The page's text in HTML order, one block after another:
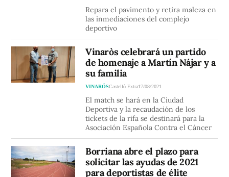
Repara el pavimento y retira maleza en
las inmediaciones del complejo
deportivo
Vinaròs celebrará un partido
de homenaje a Martín Nájar y a
su familia
VINARÓSCastelló Extra17/08/2021
El match se hará en la Ciudad
Deportiva y la recaudación de los
tickets de la rifa se destinará para la
Asociación Española Contra el Cáncer
Borriana abre el plazo para
solicitar las ayudas de 2021
para deportistas de élite